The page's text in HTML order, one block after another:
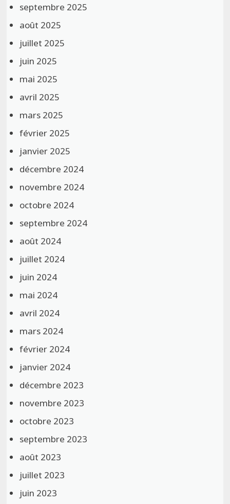
septembre 2025
août 2025
juillet 2025
juin 2025
mai 2025
avril 2025
mars 2025
février 2025
janvier 2025
décembre 2024
novembre 2024
octobre 2024
septembre 2024
août 2024
juillet 2024
juin 2024
mai 2024
avril 2024
mars 2024
février 2024
janvier 2024
décembre 2023
novembre 2023
octobre 2023
septembre 2023
août 2023
juillet 2023
juin 2023